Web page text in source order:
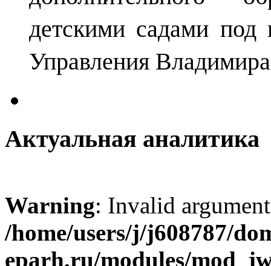
детскими садами под
Управления
Актуальная аналитика
Warning: Invalid
/home/users/j/j608787/
eparh.ru/modules/